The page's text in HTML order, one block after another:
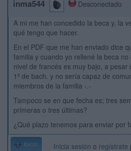
inma544
Desconectado
A mi me han concedido la beca y, la
qué tengo que hacer.
En el PDF que me han enviado dice
familia y cuando yo rellené la beca
nivel de francés es muy bajo, a
1º de bach. y no sería capaz de
miembros de la familia -.-
Tampoco se en que fecha es; tres
primeras o tres últimas?
¿Qué plazo tenemos para enviar por
Inicio Inicia sesión o regístrate